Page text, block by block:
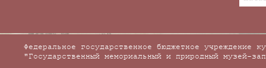
Федеральное государственное бюджетное учреждение
"Государственный мемориальный и природный музей-